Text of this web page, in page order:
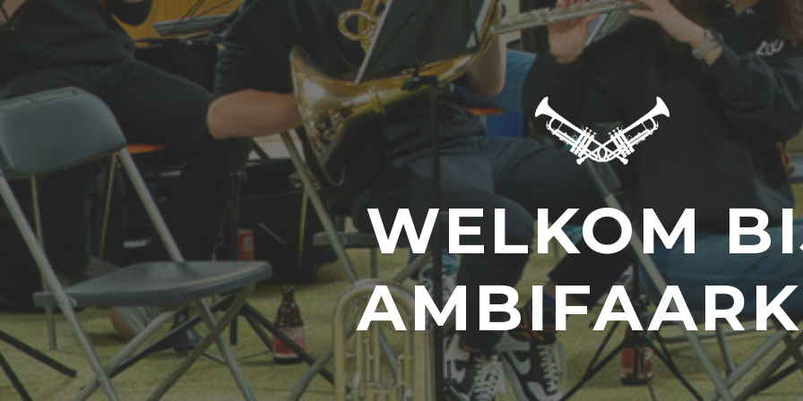
WELKOM